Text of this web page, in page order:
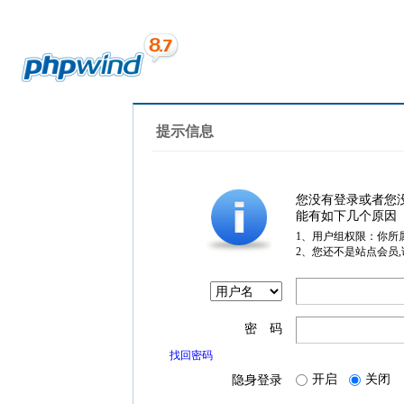
提示信息
您没有登录或者您
能有如下几个原因
1、用户组权限：你所
2、您还不是站点会员
密 码
找回密码
隐身登录 开启 关闭